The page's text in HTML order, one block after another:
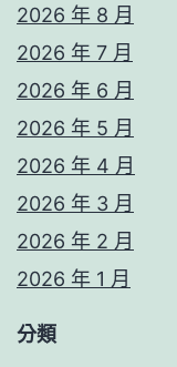
2026 年 8 月
2026 年 7 月
2026 年 6 月
2026 年 5 月
2026 年 4 月
2026 年 3 月
2026 年 2 月
2026 年 1 月
分類